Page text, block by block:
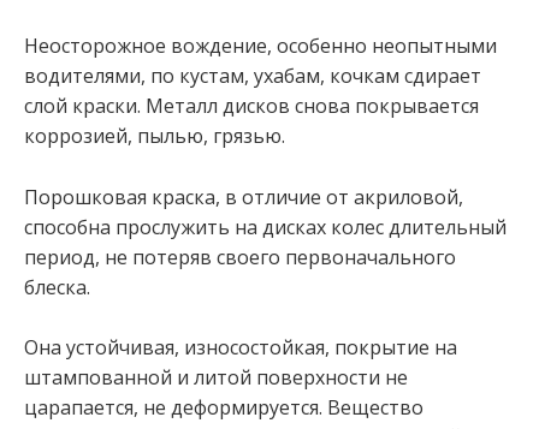
Неосторожное вождение, особенно неопытными
водителями, по кустам, ухабам, кочкам сдирает
слой краски. Металл дисков снова покрывается
коррозией, пылью, грязью.
Порошковая краска, в отличие от акриловой,
способна прослужить на дисках колес длительный
период, не потеряв своего первоначального
блеска.
Она устойчивая, износостойкая, покрытие на
штампованной и литой поверхности не
царапается, не деформируется. Вещество